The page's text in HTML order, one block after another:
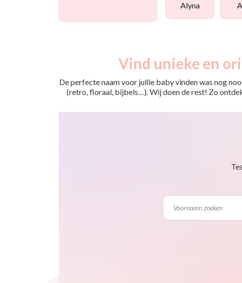
alyna
Vind unieke en
De perfecte naam voor jullie baby vinden was nog
(retro, floraal, bijbels…). Wij doen de rest! Zo